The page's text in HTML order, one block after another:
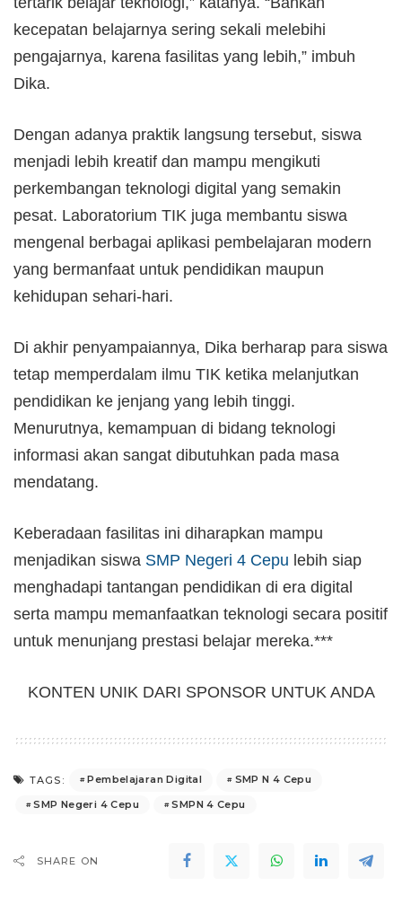
kecepatan belajarnya sering sekali melebihi
pengajarnya, karena fasilitas yang lebih,” imbuh
Dika.
Dengan adanya praktik langsung tersebut, siswa
menjadi lebih kreatif dan mampu mengikuti
perkembangan teknologi digital yang semakin
pesat. Laboratorium TIK juga membantu siswa
mengenal berbagai aplikasi pembelajaran modern
yang bermanfaat untuk pendidikan maupun
kehidupan sehari-hari.
Di akhir penyampaiannya, Dika berharap para siswa
tetap memperdalam ilmu TIK ketika melanjutkan
pendidikan ke jenjang yang lebih tinggi.
Menurutnya, kemampuan di bidang teknologi
informasi akan sangat dibutuhkan pada masa
mendatang.
Keberadaan fasilitas ini diharapkan mampu
menjadikan siswa SMP Negeri 4 Cepu lebih siap
menghadapi tantangan pendidikan di era digital
serta mampu memanfaatkan teknologi secara positif
untuk menunjang prestasi belajar mereka.***
KONTEN UNIK DARI SPONSOR UNTUK ANDA
TAGS: Pembelajaran Digital
SMP N 4 Cepu
SMP Negeri 4 Cepu
SMPN 4 Cepu
SHARE ON